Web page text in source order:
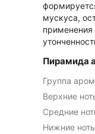
мускуса,
Пирамида
Группа
Верхние
Средние
Нижние